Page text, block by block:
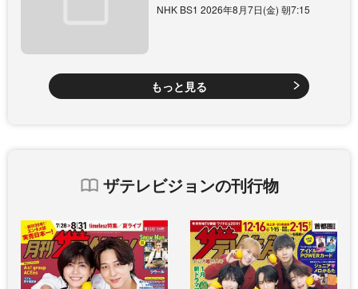
NHK BS1 2026年8月7日(金) 朝7:15
もっと見る
ザテレビジョンの刊行物